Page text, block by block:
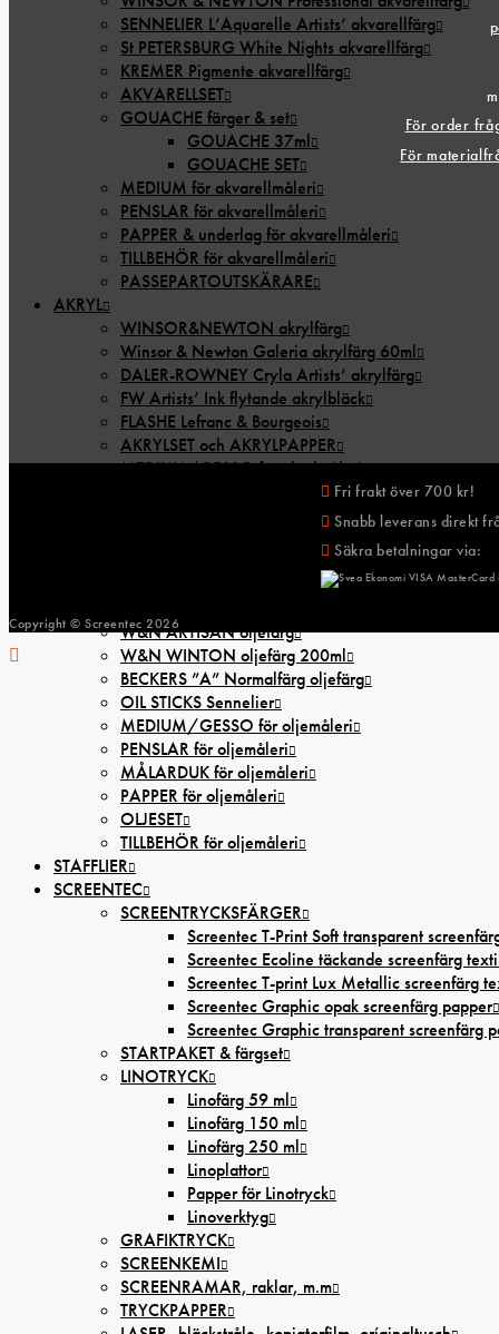
SENNELIER L’Aquarelle Artists’ akvarellfärg
St PETERSBURG White Nights akvarellfärg
KREMER Pigmente akvarellfärg
AKVARELLSET
GOUACHE färger & set
GOUACHE 37ml
GOUACHE SET
MEDIUM för akvarellmåleri
PENSLAR för akvarellmåleri
PAPPER & underlag för akvarellmåleri
TILLBEHÖR för akvarellmåleri
PASSEPARTOUTSKÄRARE
AKRYL
WINSOR&NEWTON akrylfärg
Winsor & Newton Galeria akrylfärg 60ml
DALER-ROWNEY Cryla Artists’ akrylfärg
FW Artists’ Ink flytande akrylbläck
FLASHE Lefranc & Bourgeois
AKRYLSET och AKRYLPAPPER
MEDIUM/GESSO för akrylmåleri
MICHAEL HARDING oljefärg
W&N ARTISAN oljefärg
W&N WINTON oljefärg 200ml
BECKERS ”A” Normalfärg oljefärg
OIL STICKS Sennelier
MEDIUM/GESSO för oljemåleri
PENSLAR för oljemåleri
MÅLARDUK för oljemåleri
PAPPER för oljemåleri
OLJESET
TILLBEHÖR för oljemåleri
STAFFLIER
SCREENTEC
SCREENTRYCKSFÄRGER
Screentec T-Print Soft transparent
Screentec Ecoline täckande screenfärg
Screentec T-print Lux Metallic screenfärg
Screentec Graphic opak screenfärg papper
Screentec Graphic transparent screenfärg
STARTPAKET & färgset
LINOTRYCK
Linofärg 59 ml
Linofärg 150 ml
Linofärg 250 ml
Linoplattor
Papper för Linotryck
Linoverktyg
GRAFIKTRYCK
SCREENKEMI
SCREENRAMAR, raklar, m.m
TRYCKPAPPER
För order
För
Fri frakt över 700 kr!
Snabb leverans direkt
Säkra betalningar via:
Copyright © Screentec 2026